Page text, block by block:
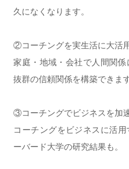
久になくなります。
②コーチングを実生活に大活
家庭・地域・会社で人間関係
抜群の信頼関係を構築できます
③コーチングでビジネスを加
コーチングをビジネスに活
ーバード大学の研究結果も。